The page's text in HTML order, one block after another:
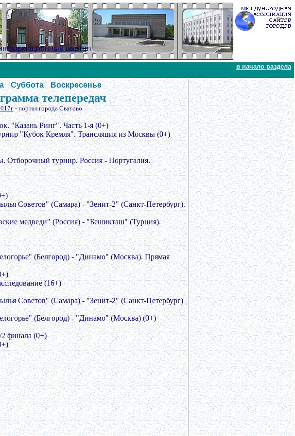
портал
в начало раздела
Суббота Воскресенье
телепередач
- портал города Сватово
"Казань Ринг". Часть 1-я (0+)
"Кубок Кремля". Трансляция из Москвы (0+)
турнир. Россия - Португалия.
Советов" (Самара) - "Зенит-2" (Санкт-Петербург).
медведи" (Россия) - "Бешикташ" (Турция).
(Белгород) - "Динамо" (Москва). Прямая
(16+)
Советов" (Самара) - "Зенит-2" (Санкт-Петербург)
(Белгород) - "Динамо" (Москва) (0+)
финала (0+)